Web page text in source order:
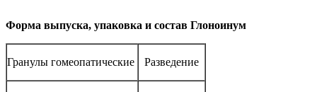
Форма выпуска, упаковка и состав Глоноинум
Гранулы гомеопатические Разведение